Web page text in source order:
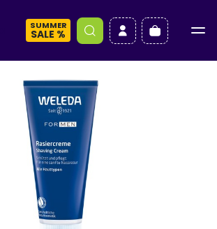
SUMMER
SALE %